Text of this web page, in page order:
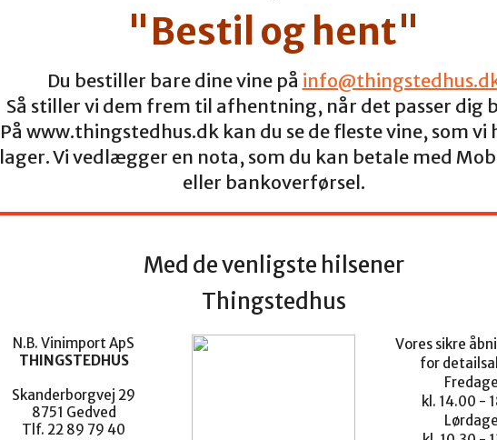
"Bestil og hent"
Du bestiller bare dine vine på
Så stiller vi dem frem til afhentning, når det passer dig
På www.thingstedhus.dk kan du se de fleste vine, som vi
lager. Vi vedlægger en nota, som du kan betale med
eller bankoverførsel.
Med de venligste hilsener
Thingstedhus
N.B. Vinimport ApS
THINGSTEDHUS
Skanderborgvej 29
8751 Gedved
Tlf. 22 89 79 40
Vores sikre
for
kl. 14.00 -